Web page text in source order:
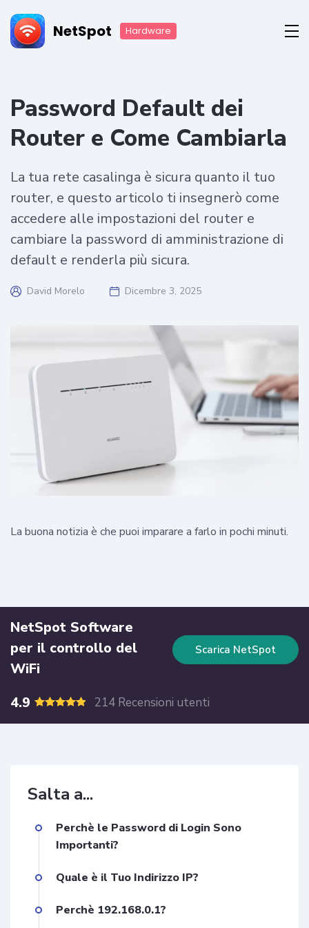
NetSpot Hardware
Password Default dei
Router e Come Cambiarla
La tua rete casalinga è sicura quanto il tuo
router, e questo articolo ti insegnerò come
accedere alle impostazioni del router e
cambiare la password di amministrazione di
default e renderla più sicura.
David Morelo Dicembre 3, 2025
La buona notizia è che puoi imparare a farlo in pochi minuti.
NetSpot Software
per il controllo del
WiFi
Scarica NetSpot
4.9 214 Recensioni utenti
Salta a...
Perchè le Password di Login Sono
Importanti?
Quale è il Tuo Indirizzo IP?
Perchè 192.168.0.1?